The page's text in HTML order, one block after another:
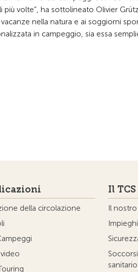
volte”, ha sottolineato Olivier
nella natura e ai soggiorni
in campeggio, sia essa
della circolazione
Il TCS
Il
sanitario